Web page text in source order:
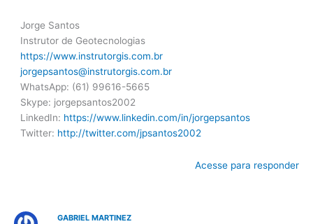
Jorge Santos
Instrutor de Geotecnologias
https://www.instrutorgis.com.br
jorgepsantos@instrutorgis.com.br
WhatsApp: (61) 99616-5665
Skype: jorgepsantos2002
LinkedIn: https://www.linkedin.com/in/jorgepsantos
Twitter: http://twitter.com/jpsantos2002
Acesse para responder
GABRIEL MARTINEZ